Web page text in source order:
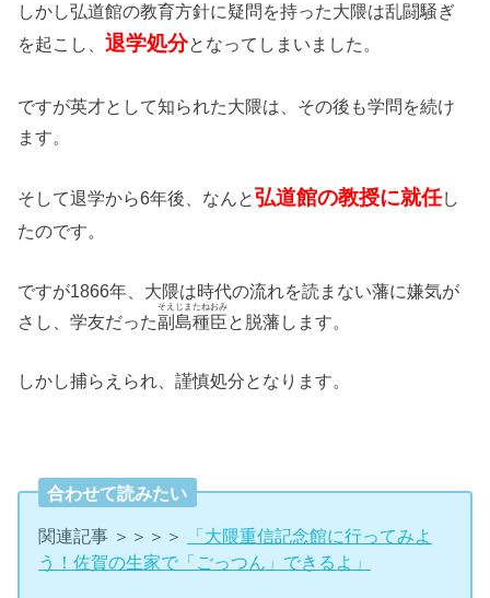
しかし弘道館の教育方針に疑問を持った大隈は乱闘騒ぎ
を起こし、退学処分となってしまいました。
ですが英才として知られた大隈は、その後も学問を続け
ます。
そして退学から6年後、なんと弘道館の教授に就任し
たのです。
ですが1866年、大隈は時代の流れを読まない藩に嫌気が
さし、学友だった副島種臣
そえじまたねおみ
と脱藩します。
しかし捕らえられ、謹慎処分となります。
合わせて読みたい
関連記事 ＞＞＞＞
「大隈重信記念館に行ってみよ
う！佐賀の生家で「ごっつん」できるよ」